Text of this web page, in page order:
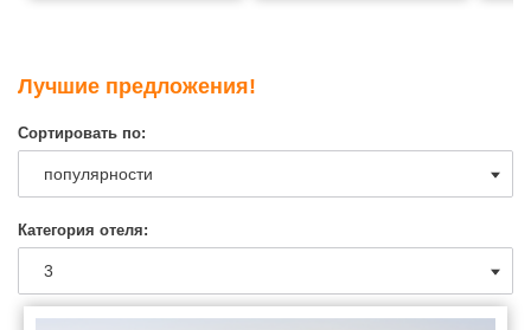
Лучшие предложения!
Сортировать по:
Категория отеля: